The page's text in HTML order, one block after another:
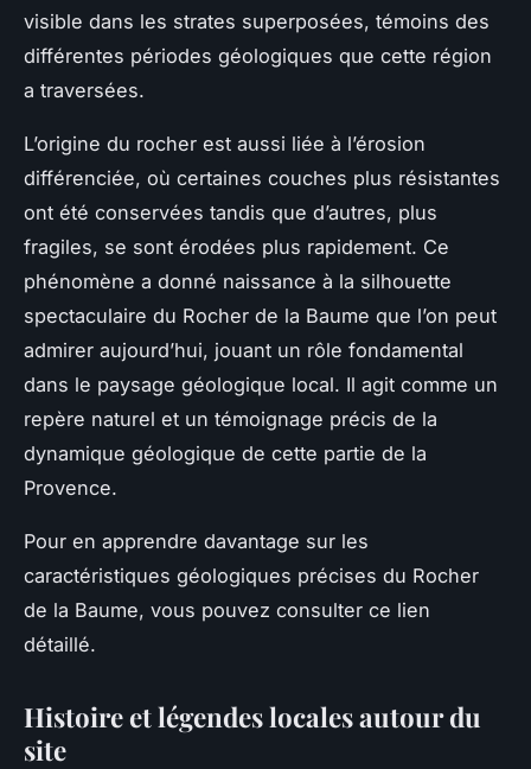
visible dans les strates superposées, témoins des
différentes périodes géologiques que cette région
a traversées.
L’origine du rocher est aussi liée à l’érosion
différenciée, où certaines couches plus résistantes
ont été conservées tandis que d’autres, plus
fragiles, se sont érodées plus rapidement. Ce
phénomène a donné naissance à la silhouette
spectaculaire du Rocher de la Baume que l’on peut
admirer aujourd’hui, jouant un rôle fondamental
dans le paysage géologique local. Il agit comme un
repère naturel et un témoignage précis de la
dynamique géologique de cette partie de la
Provence.
Pour en apprendre davantage sur les
caractéristiques géologiques précises du Rocher
de la Baume, vous pouvez consulter ce lien
détaillé.
Histoire et légendes locales autour du
site